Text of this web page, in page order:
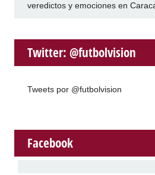
veredictos y emociones en
Twitter: @futbolvision
Tweets por @futbolvision
Facebook